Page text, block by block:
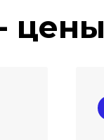
цены